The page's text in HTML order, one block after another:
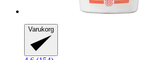
Varukorg